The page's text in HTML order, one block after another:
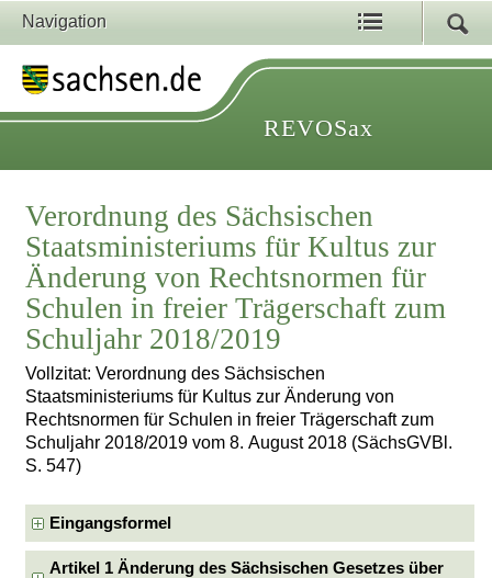
Navigation
REVOSax
Verordnung des Sächsischen
Staatsministeriums für Kultus zur
Änderung von Rechtsnormen für
Schulen in freier Trägerschaft zum
Schuljahr 2018/2019
Vollzitat: Verordnung des Sächsischen
Staatsministeriums für Kultus zur Änderung von
Rechtsnormen für Schulen in freier Trägerschaft zum
Schuljahr 2018/2019 vom 8. August 2018 (SächsGVBl.
S. 547)
Eingangsformel
Artikel 1 Änderung des Sächsischen Gesetzes über